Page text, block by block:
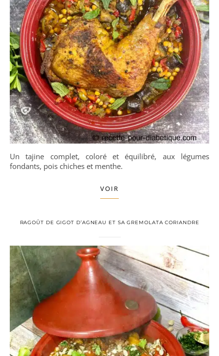
Un tajine complet, coloré et équilibré, aux légumes
fondants, pois chiches et menthe.
VOIR
RAGOÛT DE GIGOT D’AGNEAU ET SA GREMOLATA CORIANDRE